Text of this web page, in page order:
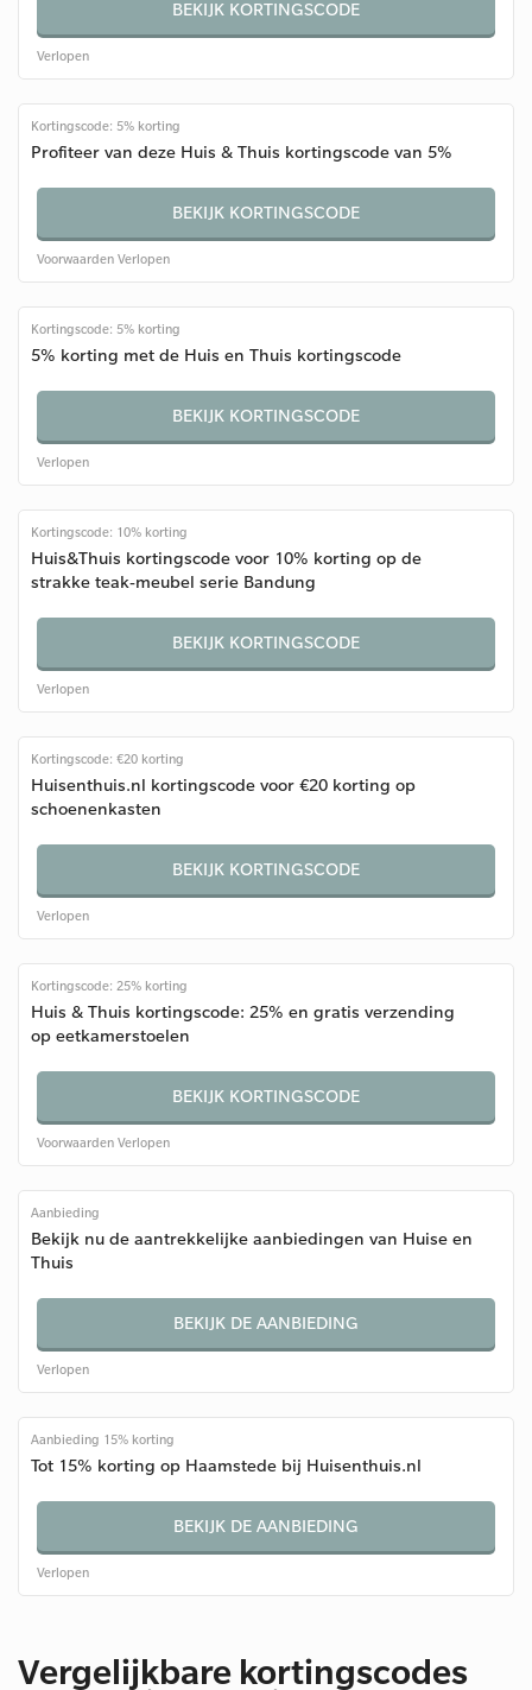
BEKIJK KORTINGSCODE
Verlopen
Kortingscode: 5% korting
Profiteer van deze Huis & Thuis kortingscode van 5%
BEKIJK KORTINGSCODE
Voorwaarden Verlopen
Kortingscode: 5% korting
5% korting met de Huis en Thuis kortingscode
BEKIJK KORTINGSCODE
Verlopen
Kortingscode: 10% korting
Huis&Thuis kortingscode voor 10% korting op de
strakke teak-meubel serie Bandung
BEKIJK KORTINGSCODE
Verlopen
Kortingscode: €20 korting
Huisenthuis.nl kortingscode voor €20 korting op
schoenenkasten
BEKIJK KORTINGSCODE
Verlopen
Kortingscode: 25% korting
Huis & Thuis kortingscode: 25% en gratis verzending
op eetkamerstoelen
BEKIJK KORTINGSCODE
Voorwaarden Verlopen
Aanbieding
Bekijk nu de aantrekkelijke aanbiedingen van Huise en
Thuis
BEKIJK DE AANBIEDING
Verlopen
Aanbieding 15% korting
Tot 15% korting op Haamstede bij Huisenthuis.nl
BEKIJK DE AANBIEDING
Verlopen
Vergelijkbare kortingscodes